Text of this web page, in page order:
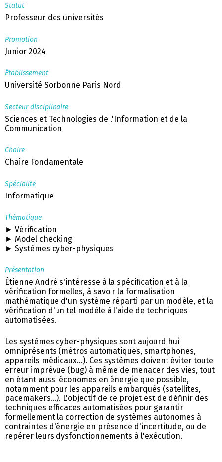
Statut
Professeur des universités
Promotion
Junior 2024
Établissement
Université Sorbonne Paris Nord
Secteur disciplinaire
Sciences et Technologies de l'Information et de la
Communication
Chaire
Chaire Fondamentale
Spécialité
Informatique
Thématique
► Vérification
► Model checking
► Systèmes cyber-physiques
Présentation
Étienne André s'intéresse à la spécification et à la
vérification formelles, à savoir la formalisation
mathématique d'un système réparti par un modèle, et la
vérification d'un tel modèle à l'aide de techniques
automatisées.
Les systèmes cyber-physiques sont aujourd'hui
omniprésents (métros automatiques, smartphones,
appareils médicaux…). Ces systèmes doivent éviter toute
erreur imprévue (bug) à même de menacer des vies, tout
en étant aussi économes en énergie que possible,
notamment pour les appareils embarqués (satellites,
pacemakers…). L'objectif de ce projet est de définir des
techniques efficaces automatisées pour garantir
formellement la correction de systèmes autonomes à
contraintes d'énergie en présence d'incertitude, ou de
repérer leurs dysfonctionnements à l'exécution.